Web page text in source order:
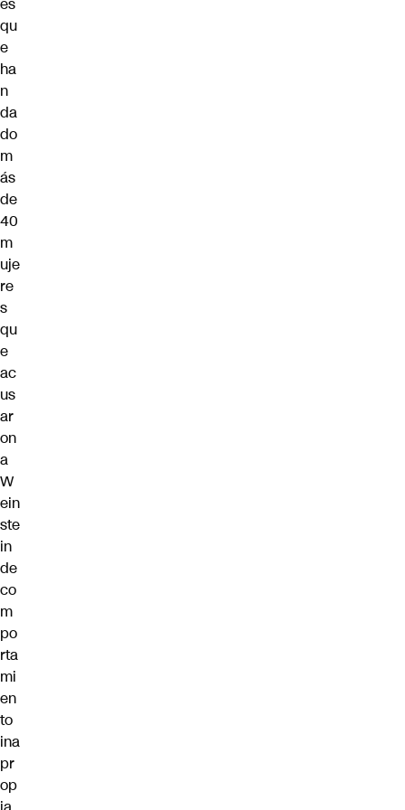
qu
e
ha
n
da
do
m
ás
de
40
m
uje
re
s
qu
e
ac
us
ar
on
a
W
ein
ste
in
de
co
m
po
rta
mi
en
to
ina
pr
op